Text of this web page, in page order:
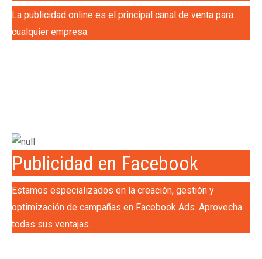
La publicidad online es el principal canal de venta para
cualquier empresa.
Publicidad en Facebook
Estamos especializados en la creación, gestión y
optimización de campañas en Facebook Ads. Aprovecha
todas sus ventajas.